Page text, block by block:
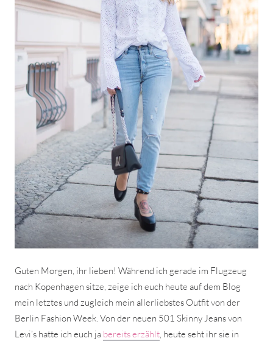
Guten Morgen, ihr lieben! Während ich gerade im Flugzeug
nach Kopenhagen sitze, zeige ich euch heute auf dem Blog
mein letztes und zugleich mein allerliebstes Outfit von der
Berlin Fashion Week. Von der neuen 501 Skinny Jeans von
Levi’s hatte ich euch ja bereits erzählt, heute seht ihr sie in